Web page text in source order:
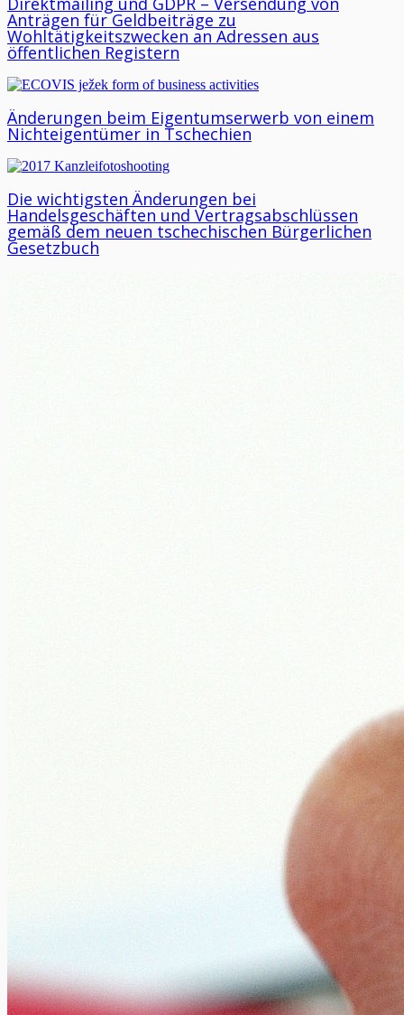
Anträgen für Geldbeiträge zu
Wohltätigkeitszwecken an Adressen aus
öffentlichen Registern
Änderungen beim Eigentumserwerb von einem
Nichteigentümer in Tschechien
Die wichtigsten Änderungen bei
Handelsgeschäften und Vertragsabschlüssen
gemäß dem neuen tschechischen Bürgerlichen
Gesetzbuch